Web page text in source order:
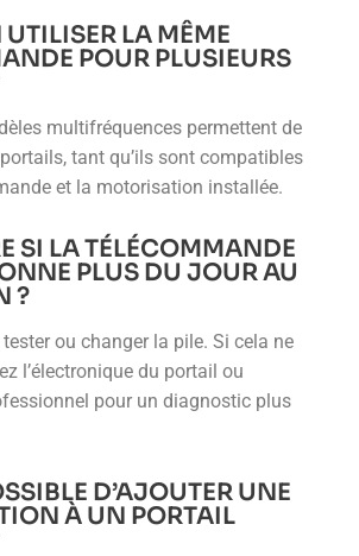
LA MÊME
POUR PLUSIEURS
multifréquences permettent de
tant qu’ils sont compatibles
et la motorisation installée.
SI LA TÉLÉCOMMANDE
PLUS DU JOUR AU
?
ou changer la pile. Si cela ne
l’électronique du portail ou
pour un diagnostic plus
D’AJOUTER UNE
À UN PORTAIL